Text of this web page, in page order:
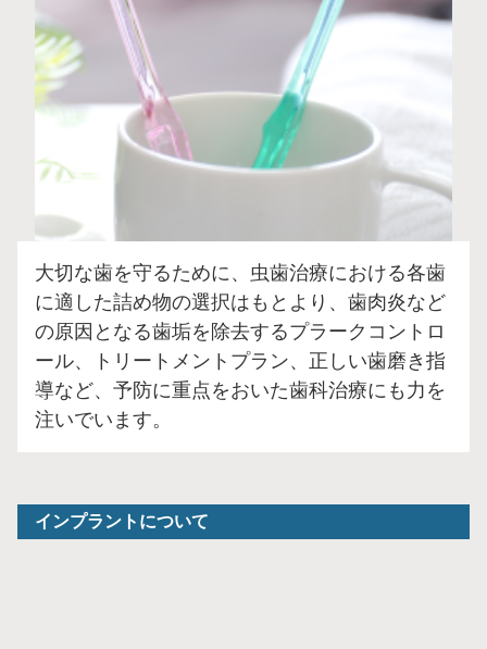
大切な歯を守るために、虫歯治療における各歯
に適した詰め物の選択はもとより、歯肉炎など
の原因となる歯垢を除去するプラークコントロ
ール、トリートメントプラン、正しい歯磨き指
導など、予防に重点をおいた歯科治療にも力を
注いでいます。
インプラントについて